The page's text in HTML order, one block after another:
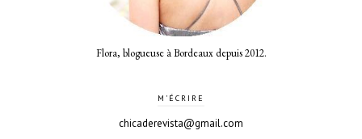
Flora, blogueuse à Bordeaux depuis 2012.
M'ÉCRIRE
chicaderevista@gmail.com